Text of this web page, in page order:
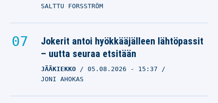
SALTTU FORSSTRÖM
Jokerit antoi hyökkääjälleen lähtöpassit
– uutta seuraa etsitään
JÄÄKIEKKO 05.08.2026 - 15:37
JONI AHOKAS